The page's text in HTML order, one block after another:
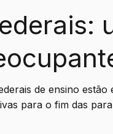
de ensino estão
para o fim das